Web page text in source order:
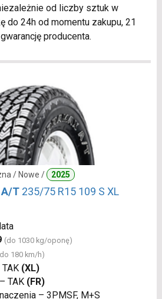
od liczby sztuk w
do 24h od momentu zakupu, 21
producenta.
/ Nowe / 2025
A/T 235/75 R15 109 S XL
(do 1030 kg/oponę)
180 km/h)
(XL)
TAK (FR)
– 3PMSF, M+S